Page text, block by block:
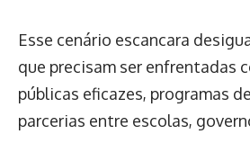
Esse cenário escancara
que precisam ser enfrentadas
públicas eficazes, programas
parcerias entre escolas,